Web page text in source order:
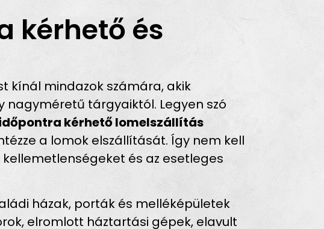
kérhető és
kínál mindazok számára, akik
tárgyaiktól. Legyen szó
kérhető lomelszállítás
a lomok elszállítását. Így nem kell
és az esetleges
házak, porták és melléképületek
elromlott háztartási gépek, elavult